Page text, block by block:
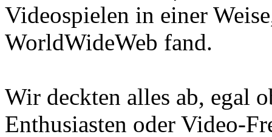
Videospielen in einer
WorldWideWeb fand.
Wir deckten alles ab, egal
Enthusiasten oder Video-